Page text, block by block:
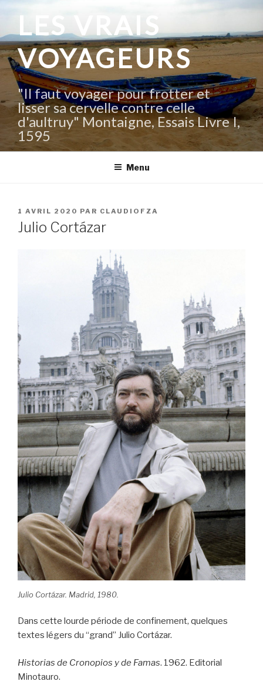
contenu
principal
LES VRAIS
VOYAGEURS
"Il faut voyager pour frotter et
lisser sa cervelle contre celle
d'aultruy" Montaigne, Essais Livre I,
1595
Menu
PUBLIÉ
LE
1 AVRIL 2020 PAR CLAUDIOFZA
Julio Cortázar
Julio Cortázar. Madrid, 1980.
Dans cette lourde période de confinement, quelques
textes légers du “grand” Julio Cortázar.
Historias de Cronopios y de Famas. 1962. Editorial
Minotauro.